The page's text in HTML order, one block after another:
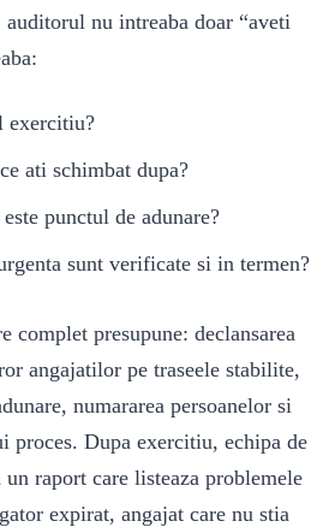
nu intreaba doar “aveti
exercitiu?
ati schimbat dupa?
punctul de adunare?
sunt verificate si in termen?
complet presupune: declansarea
angajatilor pe traseele stabilite,
numararea persoanelor si
proces. Dupa exercitiu, echipa de
raport care listeaza problemele
expirat, angajat care nu stia